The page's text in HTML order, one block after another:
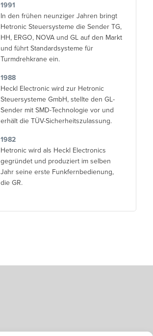
1991
In den frühen neunziger Jahren bringt
Hetronic Steuersysteme die Sender TG,
HH, ERGO, NOVA und GL auf den Markt
und führt Standardsysteme für
Turmdrehkrane ein.
1988
Heckl Electronic wird zur Hetronic
Steuersysteme GmbH, stellte den GL-
Sender mit SMD-Technologie vor und
erhält die TÜV-Sicherheitszulassung.
1982
Hetronic wird als Heckl Electronics
gegründet und produziert im selben
Jahr seine erste Funkfernbedienung,
die GR.